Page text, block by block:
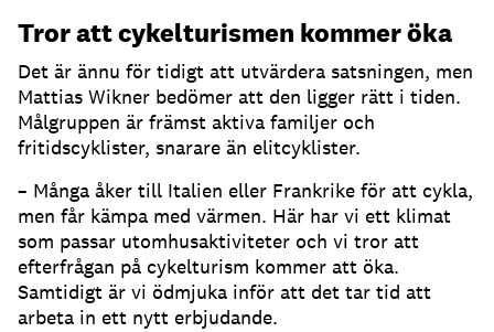
Tror att cykelturismen kommer öka
Det är ännu för tidigt att utvärdera satsningen, men
Mattias Wikner bedömer att den ligger rätt i tiden.
Målgruppen är främst aktiva familjer och
fritidscyklister, snarare än elitcyklister.
– Många åker till Italien eller Frankrike för att cykla,
men får kämpa med värmen. Här har vi ett klimat
som passar utomhusaktiviteter och vi tror att
efterfrågan på cykelturism kommer att öka.
Samtidigt är vi ödmjuka inför att det tar tid att
arbeta in ett nytt erbjudande.